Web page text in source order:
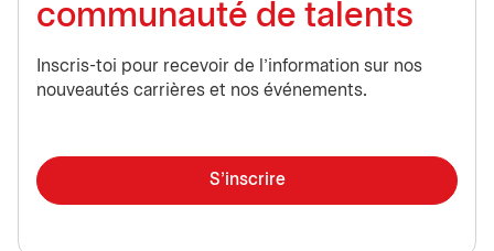
communauté de talents
Inscris-toi pour recevoir de l'information sur nos
nouveautés carrières et nos événements.
S'inscrire